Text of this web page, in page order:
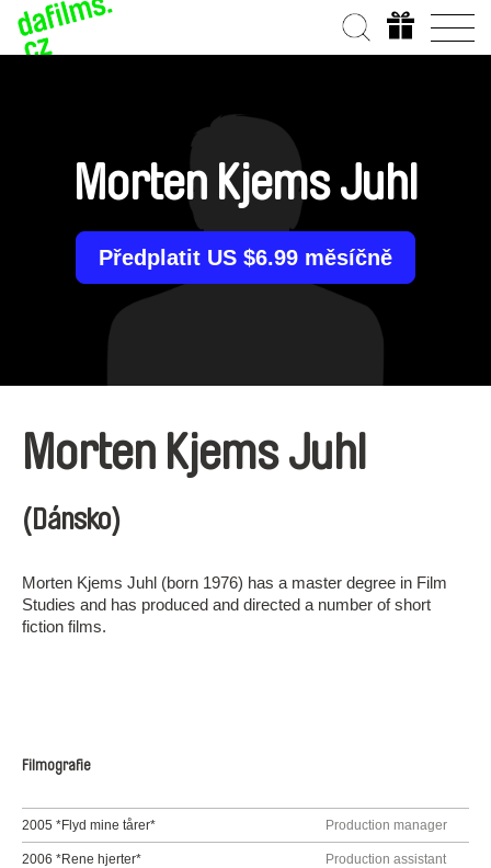
Morten Kjems Juhl
Předplatit US $6.99 měsíčně
Morten Kjems Juhl
(Dánsko)
Morten Kjems Juhl (born 1976) has a master degree in Film
Studies and has produced and directed a number of short
fiction films.
Filmografie
2005 *Flyd mine tårer* Production manager
2006 *Rene hjerter* Production assistant